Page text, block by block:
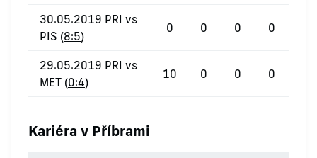
30.05.2019 PRI vs
PIS (8:5)
0 0 0 0
29.05.2019 PRI vs
MET (0:4)
10 0 0 0
Kariéra v Příbrami